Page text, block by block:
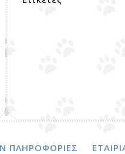
ΠΛΗΡΟΦΟΡΊΕΣ